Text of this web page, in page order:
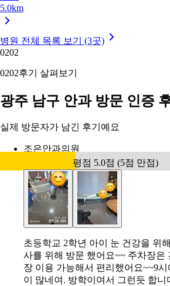
5.0km
병원 전체 목록 보기 (3곳)
0202
0202후기 살펴보기
광주 남구 안과 방문 인증 후
실제 방문자가 남긴 후기예요
조은안과의원
평점 5.0점 (5점 만점)
초등학교 2학년 아이 눈 건강을 위
사를 위해 방문 했어요~~ 주차장은
장 이용 가능해서 편리했어요~~9
이 많네여. 방학이여서 그런듯 합니